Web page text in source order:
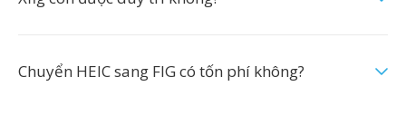
Chuyển HEIC sang FIG có tốn phí không?